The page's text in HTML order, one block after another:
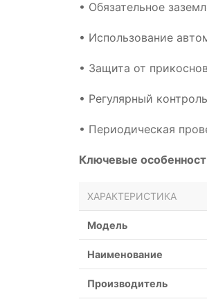
• Обязательное
• Использование
• Защита от
• Регулярный
• Периодическая
Ключевые
ХАРАКТЕРИСТИКА
Модель
Наименование
Производитель